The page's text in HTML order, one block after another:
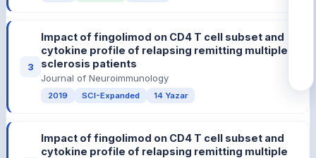
3
Impact of fingolimod on CD4 T cell subset and
cytokine profile of relapsing remitting multiple
sclerosis patients
Journal of Neuroimmunology
2019 SCI-Expanded 14 Yazar
Impact of fingolimod on CD4 T cell subset and
cytokine profile of relapsing remitting multiple